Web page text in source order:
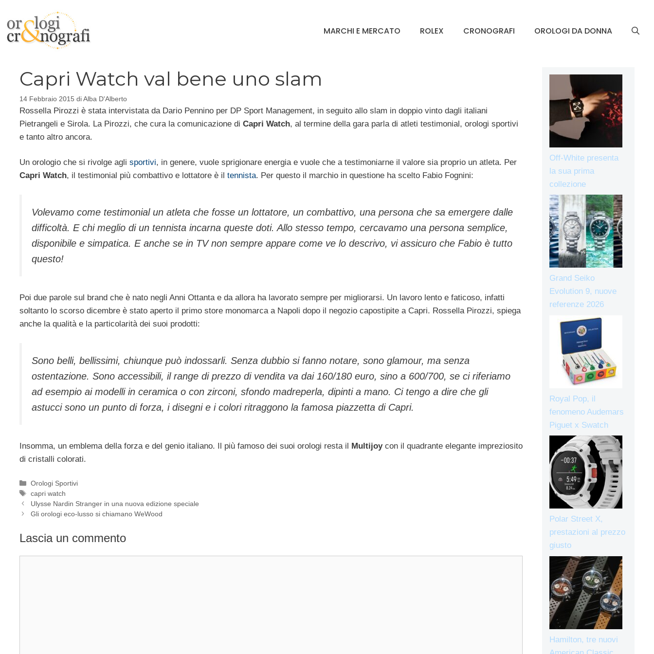
contenuto
MARCHI E MERCATO ROLEX CRONOGRAFI OROLOGI DA DONNA
Capri Watch val bene uno slam
14 Febbraio 2015 diAlba D'Alberto
Rossella Pirozzi è stata intervistata da Dario Pennino per DP Sport Management, in seguito allo slam in doppio vinto dagli italiani
Pietrangeli e Sirola. La Pirozzi, che cura la comunicazione di Capri Watch, al termine della gara parla di atleti testimonial, orologi sportivi
e tanto altro ancora.
Un orologio che si rivolge agli sportivi, in genere, vuole sprigionare energia e vuole che a testimoniarne il valore sia proprio un atleta. Per
Capri Watch, il testimonial più combattivo e lottatore è il tennista. Per questo il marchio in questione ha scelto Fabio Fognini:
Volevamo come testimonial un atleta che fosse un lottatore, un combattivo, una persona che sa emergere dalle
difficoltà. E chi meglio di un tennista incarna queste doti. Allo stesso tempo, cercavamo una persona semplice,
disponibile e simpatica. E anche se in TV non sempre appare come ve lo descrivo, vi assicuro che Fabio è tutto
questo!
Poi due parole sul brand che è nato negli Anni Ottanta e da allora ha lavorato sempre per migliorarsi. Un lavoro lento e faticoso, infatti
soltanto lo scorso dicembre è stato aperto il primo store monomarca a Napoli dopo il negozio capostipite a Capri. Rossella Pirozzi, spiega
anche la qualità e la particolarità dei suoi prodotti:
Sono belli, bellissimi, chiunque può indossarli. Senza dubbio si fanno notare, sono glamour, ma senza
ostentazione. Sono accessibili, il range di prezzo di vendita va dai 160/180 euro, sino a 600/700, se ci riferiamo
ad esempio ai modelli in ceramica o con zirconi, sfondo madreperla, dipinti a mano. Ci tengo a dire che gli
astucci sono un punto di forza, i disegni e i colori ritraggono la famosa piazzetta di Capri.
Insomma, un emblema della forza e del genio italiano. Il più famoso dei suoi orologi resta il Multijoycon il quadrante elegante impreziosito
di cristalli colorati.
Categorie
Orologi Sportivi
Tag
capri watch
Navigazione
articolo
Ulysse Nardin Stranger in una nuova edizione speciale
Gli orologi eco-lusso si chiamano WeWood
Lascia un commento
Off-White presenta
la sua prima
collezione
Grand Seiko
Evolution 9, nuove
referenze 2026
Royal Pop, il
fenomeno Audemars
Piguet x Swatch
Polar Street X,
prestazioni al prezzo
giusto
Hamilton, tre nuovi